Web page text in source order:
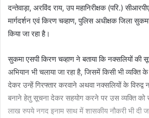
दन्तेवाड़ा, अरविंद राय, उप महानिरीक्षक (परि.)
मार्गदर्शन एवं किरण चव्हाण, पुलिस अधीक्षक जिला
किया जा रहा है।
सुकमा एसपी किरण चव्हाण ने बताया कि नक्सलियों की
अभियान भी चलाया जा रहा है, जिसमें किसी भी व्यक्ति के
देकर उन्हें गिरफ्तार करवाने अथवा नक्सलियों के
बनाने हेतु सूचना देकर सहयोग करने पर उस व्यक्ति को
लाख रुपये नगद इनाम साथ में शासकीय नौकरी भी दी